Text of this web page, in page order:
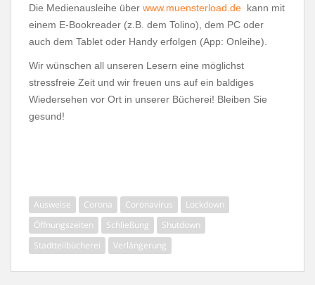
Die Medienausleihe über www.muensterload.de kann mit
einem E-Bookreader (z.B. dem Tolino), dem PC oder
auch dem Tablet oder Handy erfolgen (App: Onleihe).
Wir wünschen all unseren Lesern eine möglichst
stressfreie Zeit und wir freuen uns auf ein baldiges
Wiedersehen vor Ort in unserer Bücherei! Bleiben Sie
gesund!
Ausweise Corona Coronavirus
Lockdown
Öffnungszeiten
Schließung
Shutdown
Stadtteilbücherei
Verlängerung